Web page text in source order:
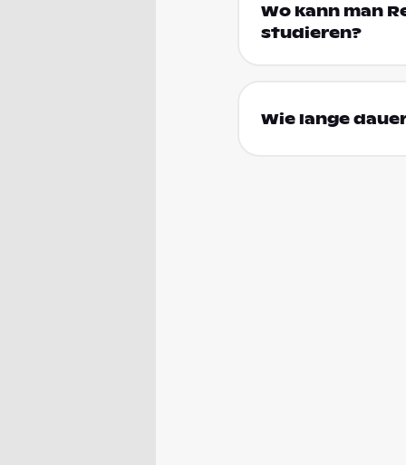
Wo kann man
studieren?
Wie lange